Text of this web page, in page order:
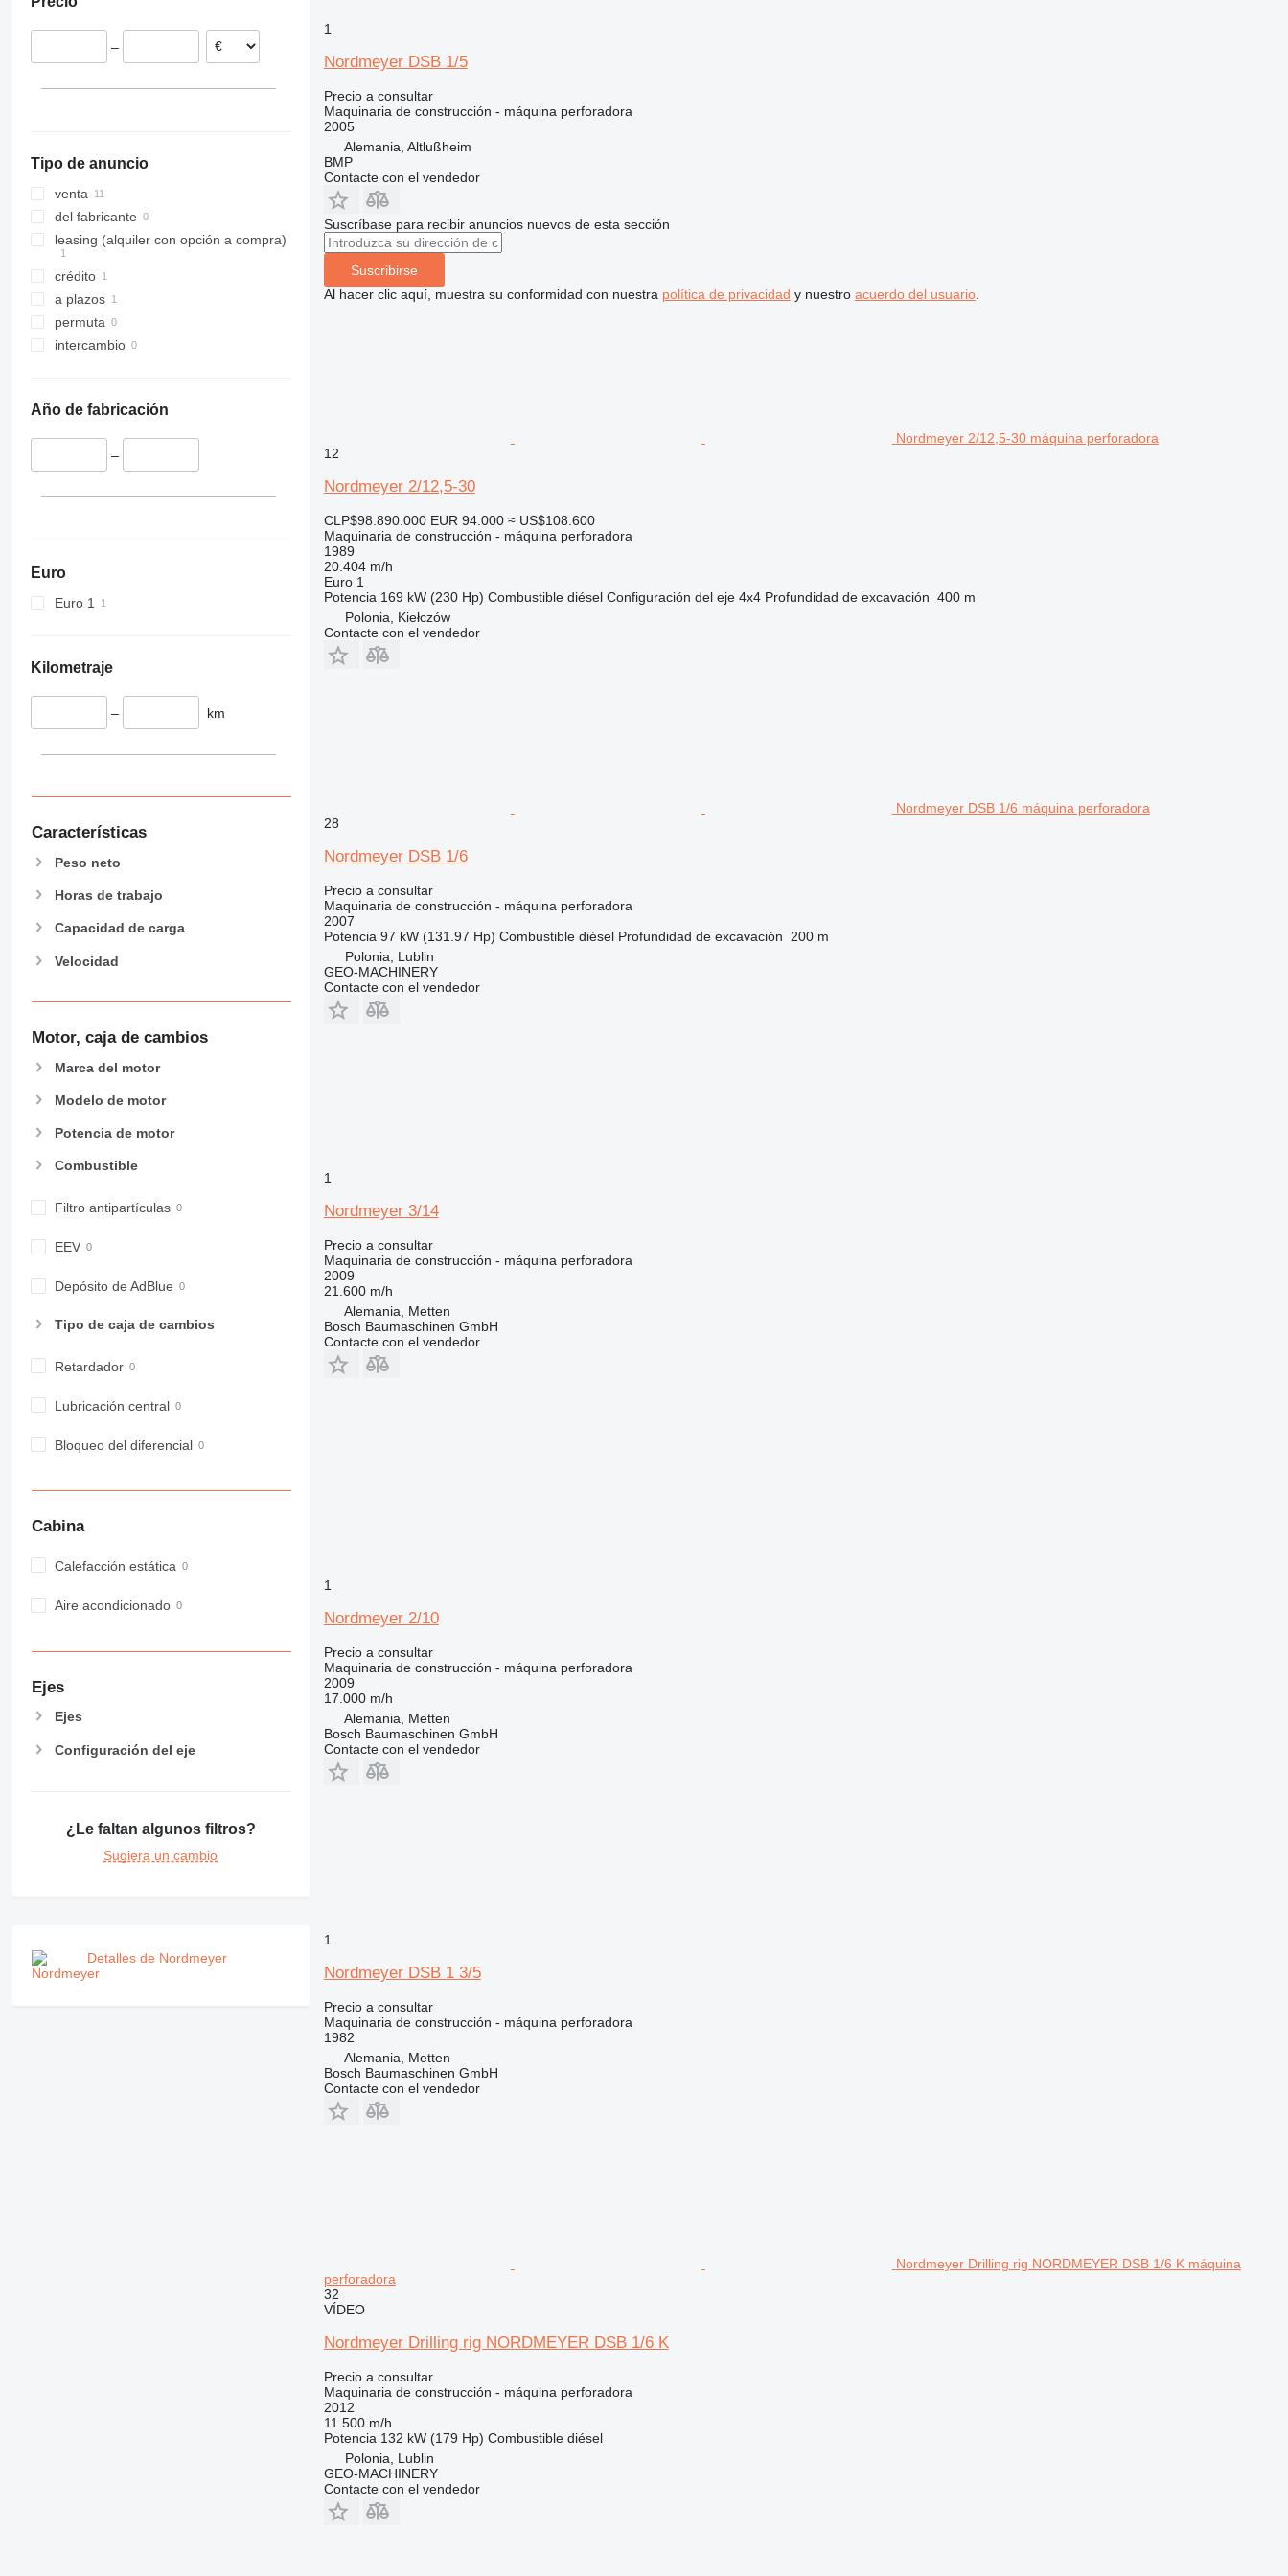
311
312
318
319
320
321
323
324
325
326
345
395
424
426
589
826
907
908
926
928
950
953
962
966
973
980
988
992
C-series
D series
F-series
427
435S
8018
8025
8026
8030
8055
CT
JS
JZ
Vibromax
3246
3369
Pecolift
R-series
Toucan
LM
SD
XP
XR
–
Tipo de anuncio
venta
del fabricante
leasing (alquiler con opción a compra)
crédito
a plazos
permuta
intercambio
Año de fabricación
–
Euro
Euro 1
Kilometraje
– km
Características
Peso neto
Horas de trabajo
Capacidad de carga
Velocidad
Motor, caja de cambios
Marca del motor
Modelo de motor
Potencia de motor
Combustible
Filtro antipartículas
EEV
Depósito de AdBlue
Tipo de caja de cambios
Retardador
Lubricación central
Bloqueo del diferencial
Cabina
Calefacción estática
Aire acondicionado
Ejes
Ejes
Configuración del eje
¿Le faltan algunos filtros?
Sugiera un cambio
Detalles de Nordmeyer
1
Nordmeyer DSB 1/5
Precio a consultar
Maquinaria de construcción - máquina perforadora
2005
Alemania, Altlußheim
BMP
Contacte con el vendedor
Suscríbase para recibir anuncios nuevos de esta sección
Suscribirse
Al hacer clic aquí, muestra su conformidad con nuestra política de privacidad y nuestro acuerdo del usuario.
Nordmeyer 2/12,5-30 máquina perforadora
12
Nordmeyer 2/12,5-30
CLP$98.890.000 EUR 94.000 ≈ US$108.600
Maquinaria de construcción - máquina perforadora
1989
20.404 m/h
Euro 1
Potencia 169 kW (230 Hp) Combustible diésel Configuración del eje 4x4 Profundidad de excavación 400 m
Polonia, Kiełczów
Contacte con el vendedor
Nordmeyer DSB 1/6 máquina perforadora
28
Nordmeyer DSB 1/6
Precio a consultar
Maquinaria de construcción - máquina perforadora
2007
Potencia 97 kW (131.97 Hp) Combustible diésel Profundidad de excavación
200 m
Polonia, Lublin
GEO-MACHINERY
Contacte con el vendedor
1
Nordmeyer 3/14
Precio a consultar
Maquinaria de construcción - máquina perforadora
2009
21.600 m/h
Alemania, Metten
Bosch Baumaschinen GmbH
Contacte con el vendedor
1
Nordmeyer 2/10
Precio a consultar
Maquinaria de construcción - máquina perforadora
2009
17.000 m/h
Alemania, Metten
Bosch Baumaschinen GmbH
Contacte con el vendedor
1
Nordmeyer DSB 1 3/5
Precio a consultar
Maquinaria de construcción - máquina perforadora
1982
Alemania, Metten
Bosch Baumaschinen GmbH
Contacte con el vendedor
Nordmeyer Drilling rig NORDMEYER DSB 1/6 K máquina
perforadora
32
VÍDEO
Nordmeyer Drilling rig NORDMEYER DSB 1/6 K
Precio a consultar
Maquinaria de construcción - máquina perforadora
2012
11.500 m/h
Potencia 132 kW (179 Hp) Combustible diésel
Polonia, Lublin
GEO-MACHINERY
Contacte con el vendedor